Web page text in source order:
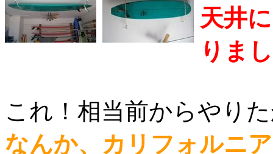
天井
りま
これ！相当前からやり
なんか、カリフォルニ